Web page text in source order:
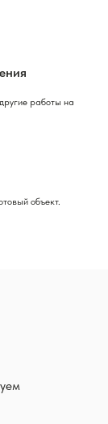
работы на
объект.